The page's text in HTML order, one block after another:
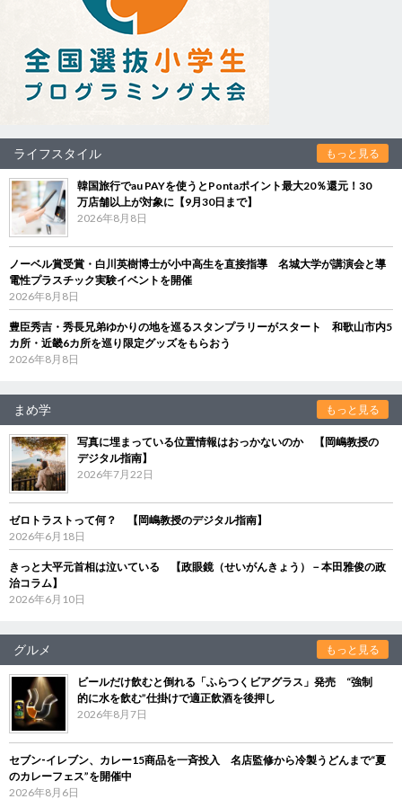
ライフスタイル もっと見る
韓国旅行でau PAYを使うとPontaポイント最大20％還元！30
万店舗以上が対象に【9月30日まで】
2026年8月8日
ノーベル賞受賞・白川英樹博士が小中高生を直接指導 名城大学が講演会と導
電性プラスチック実験イベントを開催
2026年8月8日
豊臣秀吉・秀長兄弟ゆかりの地を巡るスタンプラリーがスタート 和歌山市内5
カ所・近畿6カ所を巡り限定グッズをもらおう
2026年8月8日
まめ学 もっと見る
写真に埋まっている位置情報はおっかないのか 【岡嶋教授の
デジタル指南】
2026年7月22日
ゼロトラストって何？ 【岡嶋教授のデジタル指南】
2026年6月18日
きっと大平元首相は泣いている 【政眼鏡（せいがんきょう）－本田雅俊の政
治コラム】
2026年6月10日
グルメ もっと見る
ビールだけ飲むと倒れる「ふらつくビアグラス」発売 “強制
的に水を飲む”仕掛けで適正飲酒を後押し
2026年8月7日
セブン‐イレブン、カレー15商品を一斉投入 名店監修から冷製うどんまで“夏
のカレーフェス”を開催中
2026年8月6日